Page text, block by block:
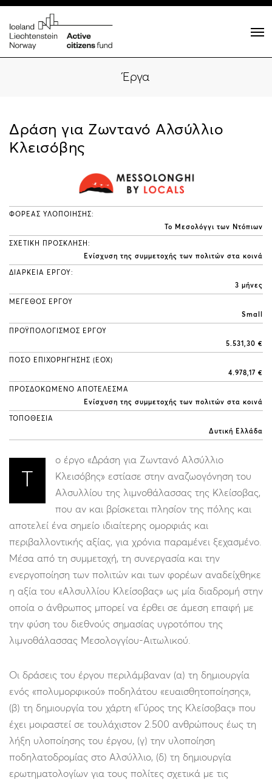
Έργα
Δράση για Ζωντανό Αλσύλλιο
Κλεισόβης
ΦΟΡΕΑΣ ΥΛΟΠΟΙΗΣΗΣ:
Το Μεσολόγγι των Ντόπιων
ΣΧΕΤΙΚΗ ΠΡΟΣΚΛΗΣΗ:
Ενίσχυση της συμμετοχής των πολιτών στα κοινά
ΔΙΑΡΚΕΙΑ ΕΡΓΟΥ:
3 μήνες
ΜΕΓΕΘΟΣ ΕΡΓΟΥ
Small
ΠΡΟΫΠΟΛΟΓΙΣΜΟΣ ΕΡΓΟΥ
5.531,30 €
ΠΟΣΟ ΕΠΙΧΟΡΗΓΗΣΗΣ (ΕΟΧ)
4.978,17 €
ΠΡΟΣΔΟΚΩΜΕΝΟ ΑΠΟΤΕΛΕΣΜΑ
Ενίσχυση της συμμετοχής των πολιτών στα κοινά
ΤΟΠΟΘΕΣΙΑ
Δυτική Ελλάδα
ο έργο «Δράση για Ζωντανό Αλσύλλιο
Κλεισόβης» εστίασε στην αναζωογόνηση του
Αλσυλλίου της λιμνοθάλασσας της Κλείσοβας,
που αν και βρίσκεται πλησίον της πόλης και
αποτελεί ένα σημείο ιδιαίτερης ομορφιάς και
περιβαλλοντικής αξίας, για χρόνια παραμένει ξεχασμένο.
Μέσα από τη συμμετοχή, τη συνεργασία και την
ενεργοποίηση των πολιτών και των φορέων αναδείχθηκε
η αξία του «Αλσυλλίου Κλείσοβας» ως μία διαδρομή στην
οποία ο άνθρωπος μπορεί να έρθει σε άμεση επαφή με
την φύση του διεθνούς σημασίας υγροτόπου της
λιμνοθάλασσας Μεσολογγίου-Αιτωλικού.
Οι δράσεις του έργου περιλάμβαναν (α) τη δημιουργία
ενός «πολυμορφικού» ποδηλάτου «ευαισθητοποίησης»,
(β) τη δημιουργία του χάρτη «Γύρος της Κλείσοβας» που
έχει μοιραστεί σε τουλάχιστον 2.500 ανθρώπους έως τη
λήξη υλοποίησης του έργου, (γ) την υλοποίηση
ποδηλατοδρομίας στο Αλσύλλιο, (δ) τη δημιουργία
ερωτηματολογίων για τους πολίτες σχετικά με τις